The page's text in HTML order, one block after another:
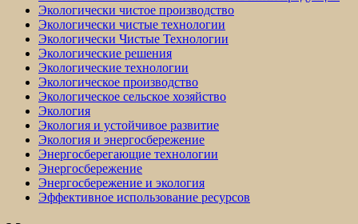
Экологически чистое производство
Экологически чистые технологии
Экологически Чистые Технологии
Экологические решения
Экологические технологии
Экологическое производство
Экологическое сельское хозяйство
Экология
Экология и устойчивое развитие
Экология и энергосбережение
Энергосберегающие технологии
Энергосбережение
Энергосбережение и экология
Эффективное использование ресурсов